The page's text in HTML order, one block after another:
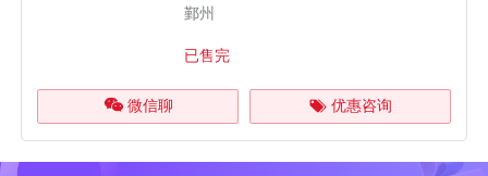
鄞州
已售完
微信聊 优惠咨询